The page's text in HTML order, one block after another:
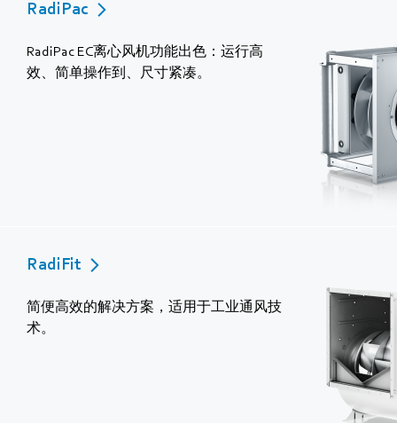
RadiPac
RadiPac EC离心风机功能出色：运行高
效、简单操作到、尺寸紧凑。
RadiFit
简便高效的解决方案，适用于工业通风技
术。